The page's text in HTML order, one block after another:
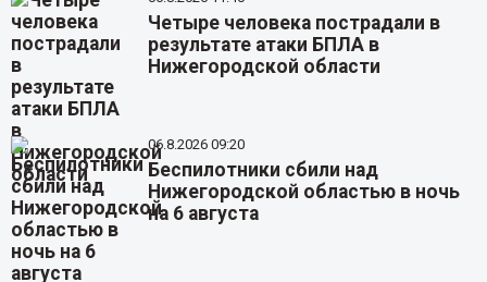
Четыре человека пострадали в
результате атаки БПЛА в
Нижегородской области
06.8.2026 09:20
Беспилотники сбили над
Нижегородской областью в ночь
на 6 августа